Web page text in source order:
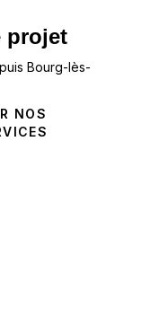
projet
Bourg-lès-
NOS